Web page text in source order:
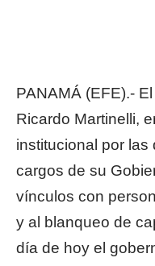
PANAMÁ (EFE).-
Ricardo Martinelli,
institucional por
cargos de su
vínculos con
y al blanqueo de
día de hoy el